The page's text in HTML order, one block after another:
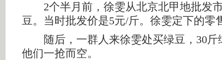
2个半月前，徐雯从北京北甲地批发
豆。当时批发价是5元/斤。徐雯定下的零
随后，一群人来徐雯处买绿豆，30斤
他们一抢而空。